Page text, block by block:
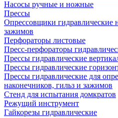
Насосы ручные и ножные
Прессы
Опрессовщики гидравлические
зажимов
Перфораторы листовые
Пресс-перфораторы
Прессы гидравлические
Прессы гидравлические
Прессы гидравлические для
наконечников, гильз и зажимов
Стенд для испытания домкратов
Режущий инструмент
Гайкорезы гидравлические